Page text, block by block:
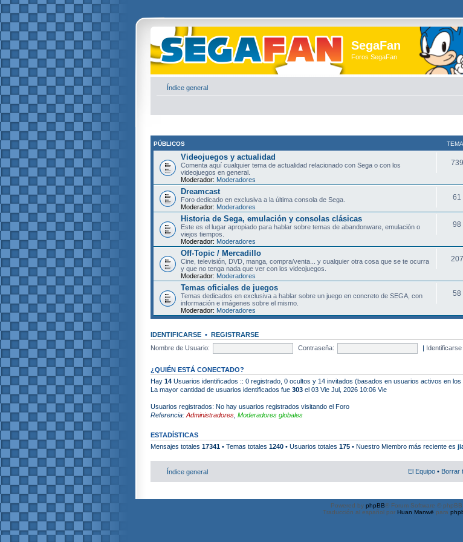
SegaFan
Foros SegaFan
Índice general
PÚBLICOS
Videojuegos y actualidad
Comenta aquí cualquier tema de actualidad relacionado con Sega o con los
videojuegos en general.
Moderador: Moderadores
739
Dreamcast
Foro dedicado en exclusiva a la última consola de Sega.
Moderador: Moderadores
61
Historia de Sega, emulación y consolas clásicas
Este es el lugar apropiado para hablar sobre temas de abandonware, emulación o
viejos tiempos.
Moderador: Moderadores
98
Off-Topic / Mercadillo
Cine, televisión, DVD, manga, compra/venta... y cualquier otra cosa que se te ocurra
y que no tenga nada que ver con los videojuegos.
Moderador: Moderadores
207
Temas oficiales de juegos
Temas dedicados en exclusiva a hablar sobre un juego en concreto de SEGA, con
información e imágenes sobre el mismo.
Moderador: Moderadores
58
IDENTIFICARSE • REGISTRARSE
Nombre de Usuario:
Contraseña: |
¿QUIÉN ESTÁ CONECTADO?
Hay 14 Usuarios identificados :: 0 registrado, 0 ocultos y 14 invitados (basados en usuarios activos en los
La mayor cantidad de usuarios identificados fue 303 el 03 Vie Jul, 2026 10:06 Vie
Usuarios registrados: No hay usuarios registrados visitando el Foro
Referencia: Administradores Moderadores globales
ESTADÍSTICAS
Mensajes totales 17341 • Temas totales 1240 • Usuarios totales 175 • Nuestro Miembro más reciente es
Índice general El Equipo • Borrar
Powered by phpBB® Forum Software © phpBB
Traducción al español por Huan Manwë para